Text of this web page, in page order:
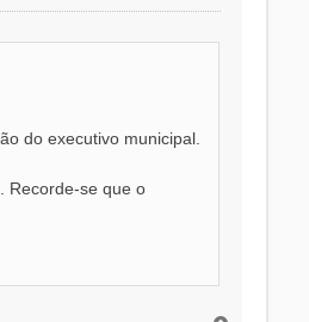
do executivo municipal.
Recorde-se que o